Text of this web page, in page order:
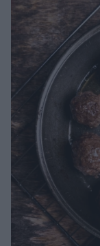
Μακιγιάζ
Beauty News
Well being
Ψυχολογία
Υγεία + Διατροφή
Σχέσεις & Σεξ
Woman
Parenting
Working Girl
Real Women